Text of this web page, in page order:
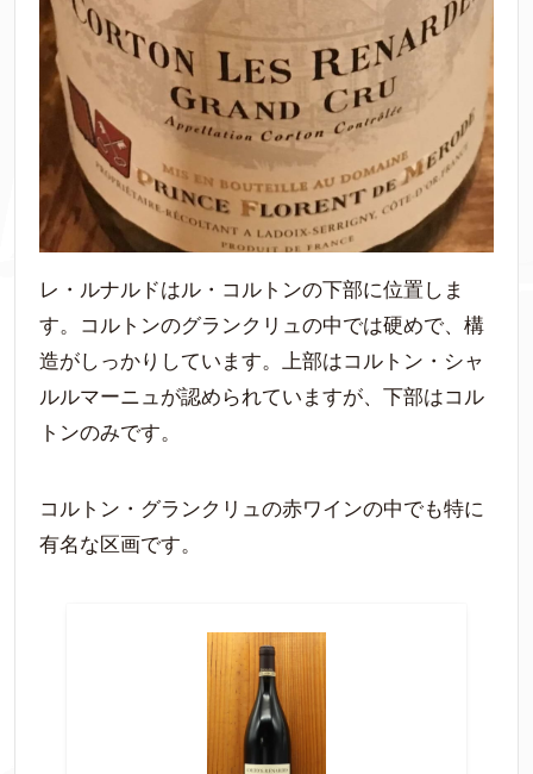
レ・ルナルドはル・コルトンの下部に位置しま
す。コルトンのグランクリュの中では硬めで、構
造がしっかりしています。上部はコルトン・シャ
ルルマーニュが認められていますが、下部はコル
トンのみです。
コルトン・グランクリュの赤ワインの中でも特に
有名な区画です。